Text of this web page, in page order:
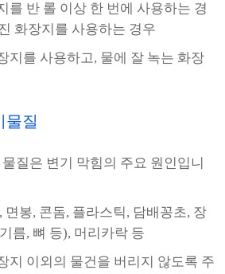
를 반 롤 이상 한 번에 사용하는 경
화장지를 사용하는 경우
지를 사용하고, 물에 잘 녹는 화장
물질
질은 변기 막힘의 주요 원인입니
면봉, 콘돔, 플라스틱, 담배꽁초, 장
름, 뼈 등), 머리카락 등
지 이외의 물건을 버리지 않도록 주